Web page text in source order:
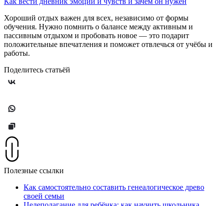
Хороший отдых важен для всех, независимо от формы
обучения. Нужно помнить о балансе между активным и
пассивным отдыхом и пробовать новое — это подарит
положительные впечатления и поможет отвлечься от учёбы и
работы.
Поделитесь статьёй
Полезные ссылки
Как самостоятельно составить генеалогическое древо
своей семьи